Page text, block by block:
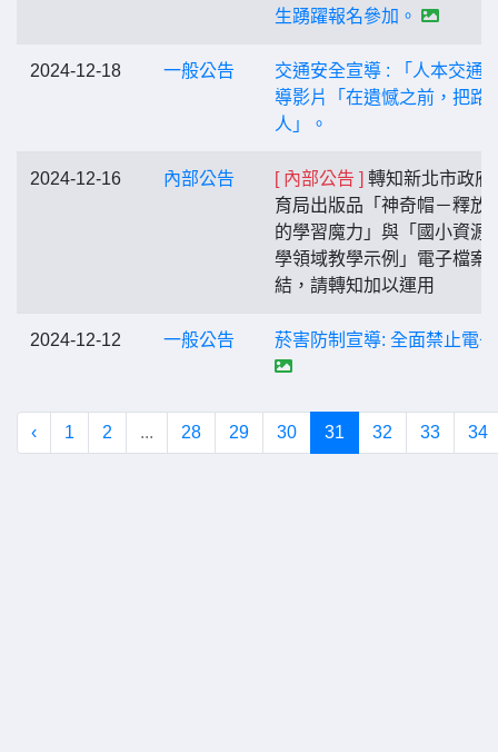
生踴躍報名參加。
2024-12-18 一般公告
交通安全宣導 : 「人本交通
導影片「在遺憾之前，把路
人」。
2024-12-16 內部公告 [ 內部公告 ] 轉知新北市政府
育局出版品「神奇帽－釋放
的學習魔力」與「國小資源
學領域教學示例」電子檔案
結，請轉知加以運用
2024-12-12 一般公告 菸害防制宣導: 全面禁止電
‹ 1 2 ... 28 29 30 31 32 33 34